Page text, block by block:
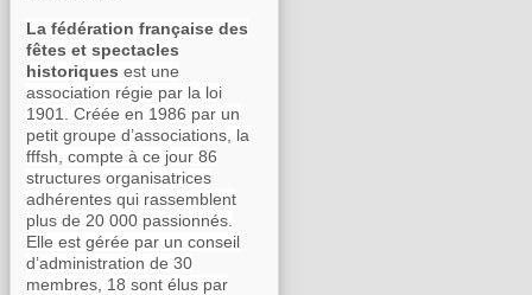
La fédération française des
fêtes et spectacles
historiques est une
association régie par la loi
1901. Créée en 1986 par un
petit groupe d’associations, la
fffsh, compte à ce jour 86
structures organisatrices
adhérentes qui rassemblent
plus de 20 000 passionnés.
Elle est gérée par un conseil
d’administration de 30
membres, 18 sont élus par